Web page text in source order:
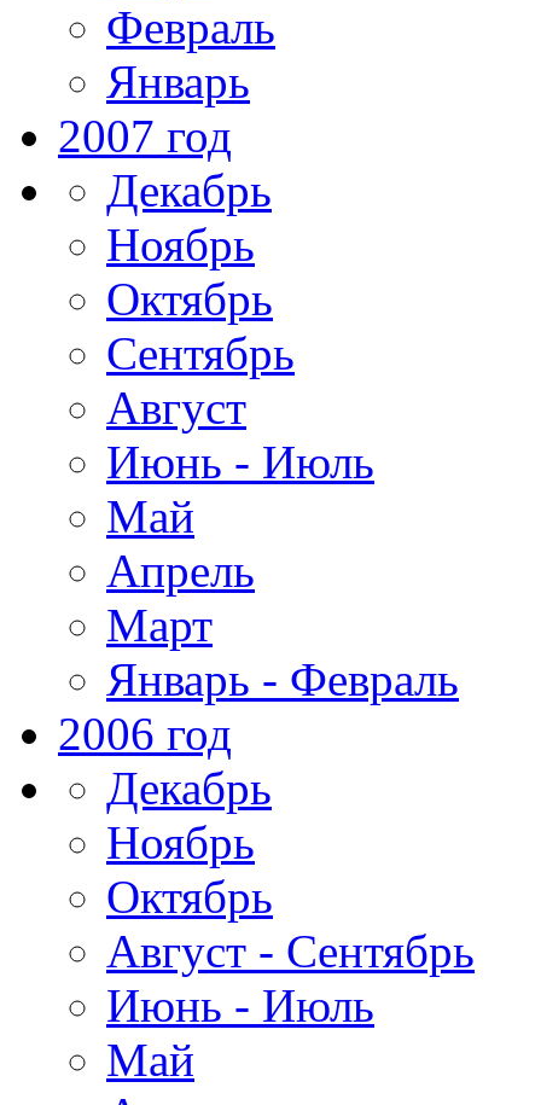
Февраль
Январь
2007 год
Декабрь
Ноябрь
Октябрь
Сентябрь
Август
Июнь - Июль
Май
Апрель
Март
Январь - Февраль
2006 год
Декабрь
Ноябрь
Октябрь
Август - Сентябрь
Июнь - Июль
Май